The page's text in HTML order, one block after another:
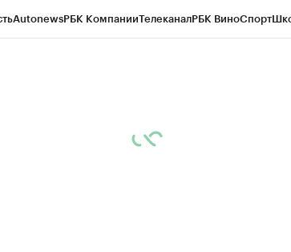
AutonewsРБК КомпанииТелеканалРБК ВиноСпорт